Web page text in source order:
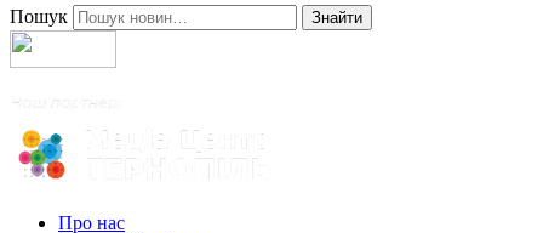
Пошук Знайти
Про нас